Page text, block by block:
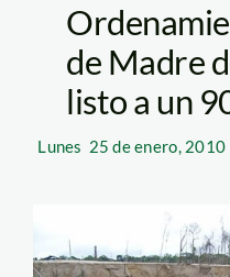
de Madre
listo a un
Lunes 25 de enero, 2010